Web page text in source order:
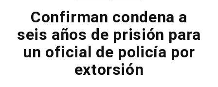
Confirman condena a
seis años de prisión para
un oficial de policía por
extorsión